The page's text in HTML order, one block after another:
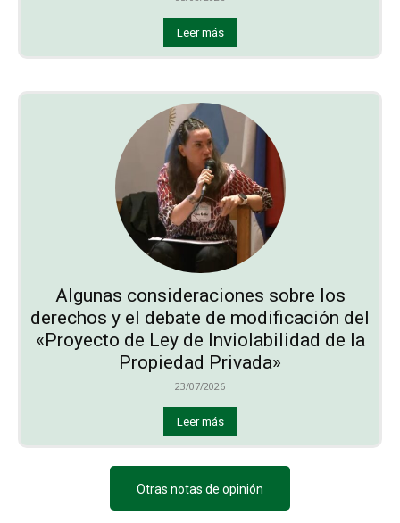
Leer más
Algunas consideraciones sobre los
derechos y el debate de modificación del
«Proyecto de Ley de Inviolabilidad de la
Propiedad Privada»
23/07/2026
Leer más
Otras notas de opinión